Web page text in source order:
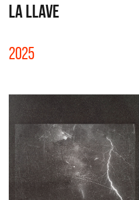
LA LLAVE
2025